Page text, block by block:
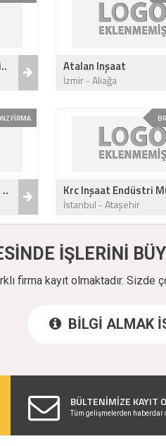
Atalan Inşaat
İzmir - Aliağa
FİRMA
Krc Inşaat Endüstri
İstanbul - Ataşehir
İŞLERİNİ
firma kayıt olmaktadır. Sizde
BİLGİ ALMAK
BÜLTENİMİZE KAYIT
Tüm gelişmelerden haberdar